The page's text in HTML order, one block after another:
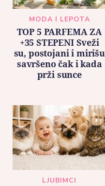
MODA I LEPOTA
TOP 5 PARFEMA ZA
+35 STEPENI Sveži
su, postojani i mirišu
savršeno čak i kada
prži sunce
LJUBIMCI